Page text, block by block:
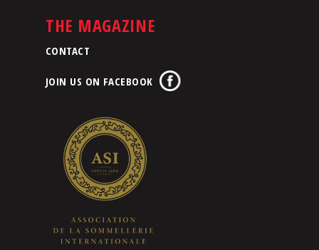
THE MAGAZINE
CONTACT
JOIN US ON FACEBOOK